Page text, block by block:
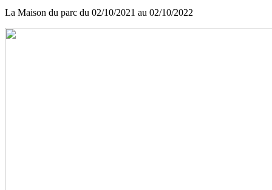
La Maison du parc du 02/10/2021 au 02/10/2022